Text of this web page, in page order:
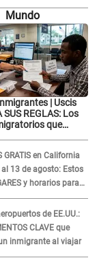
con Marcelo
argentina
Mundo
| Uscis
SUS REGLAS: Los
que
GRATIS en California
13 de agosto: Estos
y horarios para
de EE.UU.:
CLAVE que
inmigrante al viajar